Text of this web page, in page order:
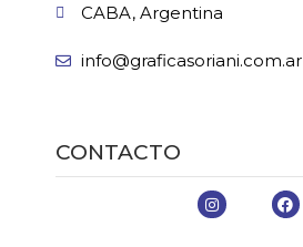
CABA, Argentina
info@graficasoriani.com.ar
CONTACTO